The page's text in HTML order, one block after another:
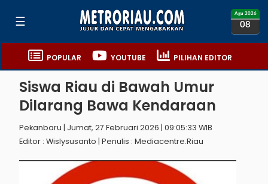
☰
Agu 2026
08
POPULAR YOUTUBE PILIHAN EDITOR
Siswa Riau di Bawah Umur
Dilarang Bawa Kendaraan
Pekanbaru | Jumat, 27 Februari 2026 | 09:05:33 WIB
Editor : Wislysusanto | Penulis : Mediacentre.riau